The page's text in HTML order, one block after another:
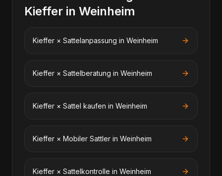
Kieffer in Weinheim
Kieffer × Sattelanpassung in Weinheim
Kieffer × Sattelberatung in Weinheim
Kieffer × Sattel kaufen in Weinheim
Kieffer × Mobiler Sattler in Weinheim
Kieffer × Sattelkontrolle in Weinheim